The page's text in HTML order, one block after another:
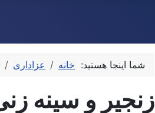
شما اینجا هستید: خانه عزاداری